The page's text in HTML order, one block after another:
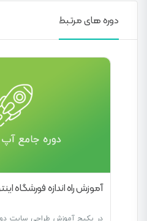
دوره های مرتبط
آموزش راه اندازه فورشگاه
در پکیج آموزش طراحی سایت دو و